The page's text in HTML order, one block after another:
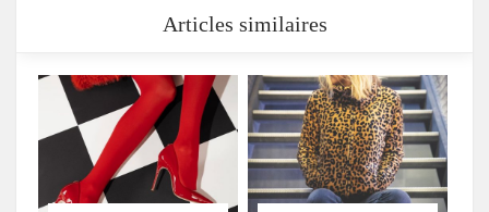
Articles similaires